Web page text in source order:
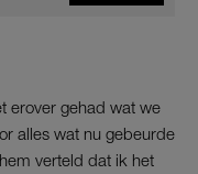
erover gehad wat we
alles wat nu gebeurde
verteld dat ik het